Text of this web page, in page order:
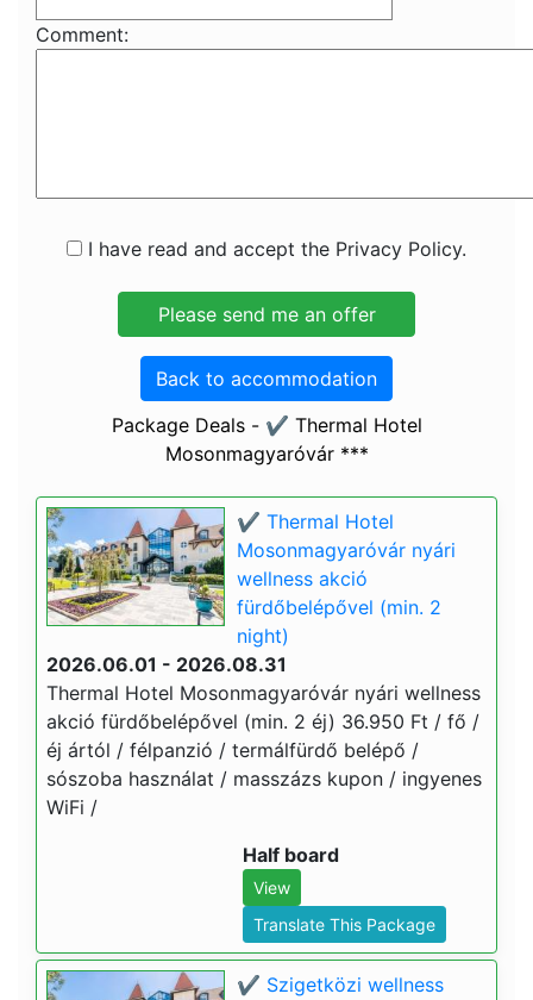
Comment:
I have read and accept the Privacy Policy.
Back to accommodation
Package Deals - ✔️ Thermal Hotel
Mosonmagyaróvár ***
✔️ Thermal Hotel
Mosonmagyaróvár nyári
wellness akció
fürdőbelépővel (min. 2
night)
2026.06.01 - 2026.08.31
Thermal Hotel Mosonmagyaróvár nyári wellness
akció fürdőbelépővel (min. 2 éj) 36.950 Ft / fő /
éj ártól / félpanzió / termálfürdő belépő /
sószoba használat / masszázs kupon / ingyenes
WiFi /
Half board
View
Translate This Package
✔️ Szigetközi wellness